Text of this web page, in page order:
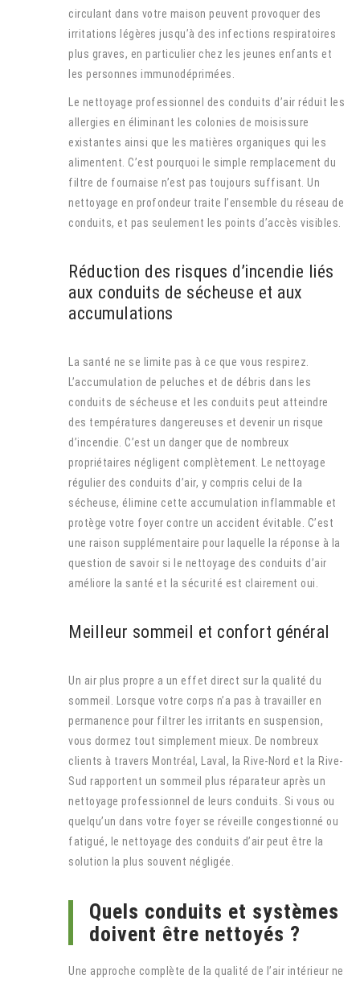
circulant dans votre maison peuvent provoquer des
irritations légères jusqu’à des infections respiratoires
plus graves, en particulier chez les jeunes enfants et
les personnes immunodéprimées.
Le nettoyage professionnel des conduits d’air réduit les
allergies en éliminant les colonies de moisissure
existantes ainsi que les matières organiques qui les
alimentent. C’est pourquoi le simple remplacement du
filtre de fournaise n’est pas toujours suffisant. Un
nettoyage en profondeur traite l’ensemble du réseau de
conduits, et pas seulement les points d’accès visibles.
Réduction des risques d’incendie liés
aux conduits de sécheuse et aux
accumulations
La santé ne se limite pas à ce que vous respirez.
L’accumulation de peluches et de débris dans les
conduits de sécheuse et les conduits peut atteindre
des températures dangereuses et devenir un risque
d’incendie. C’est un danger que de nombreux
propriétaires négligent complètement. Le nettoyage
régulier des conduits d’air, y compris celui de la
sécheuse, élimine cette accumulation inflammable et
protège votre foyer contre un accident évitable. C’est
une raison supplémentaire pour laquelle la réponse à la
question de savoir si le nettoyage des conduits d’air
améliore la santé et la sécurité est clairement oui.
Meilleur sommeil et confort général
Un air plus propre a un effet direct sur la qualité du
sommeil. Lorsque votre corps n’a pas à travailler en
permanence pour filtrer les irritants en suspension,
vous dormez tout simplement mieux. De nombreux
clients à travers Montréal, Laval, la Rive-Nord et la Rive-
Sud rapportent un sommeil plus réparateur après un
nettoyage professionnel de leurs conduits. Si vous ou
quelqu’un dans votre foyer se réveille congestionné ou
fatigué, le nettoyage des conduits d’air peut être la
solution la plus souvent négligée.
Quels conduits et systèmes
doivent être nettoyés ?
Une approche complète de la qualité de l’air intérieur ne